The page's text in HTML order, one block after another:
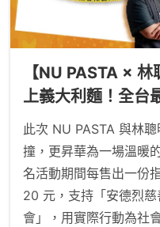
【NU PASTA ×
上義大利麵！全台
命
此次 NU PASTA 與林
撞，更昇華為一場溫暖
名活動期間每售出一份
20 元，支持「安德烈
會」，用實際行動為社